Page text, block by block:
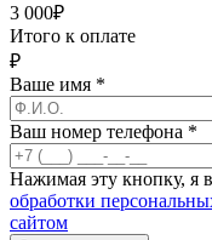
3 000₽
Итого к оплате
₽
Ваше имя *
Ваш номер телефона *
Нажимая эту кнопку, я
обработки
сайтом